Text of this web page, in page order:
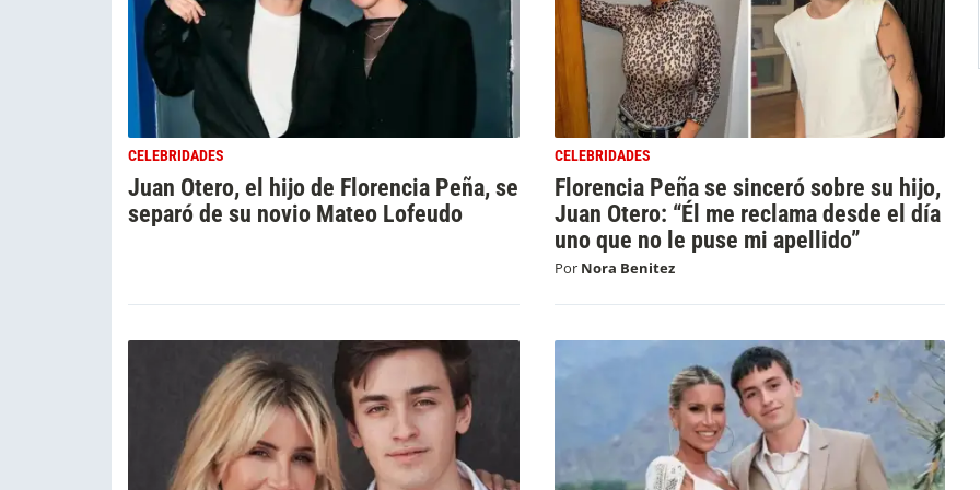
CELEBRIDADES
Juan Otero, el hijo de Florencia Peña, se
separó de su novio Mateo Lofeudo
CELEBRIDADES
Florencia Peña se sinceró sobre su hijo,
Juan Otero: “Él me reclama desde el día
uno que no le puse mi apellido”
Por Nora Benitez